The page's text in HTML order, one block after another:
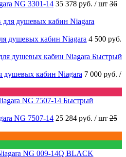
NG 3301-14 35 378 руб. / шт 36
душевых кабин Niagara 4 500 руб.
Быстрый
душевых кабин Niagara 7 000 руб. /
Быстрый
NG 7507-14 25 284 руб. / шт 25